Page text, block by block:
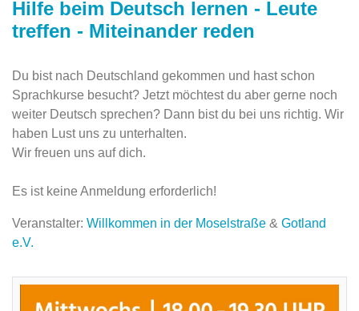
Hilfe beim Deutsch lernen - Leute
treffen - Miteinander reden
Du bist nach Deutschland gekommen und hast schon
Sprachkurse besucht? Jetzt möchtest du aber gerne noch
weiter Deutsch sprechen? Dann bist du bei uns richtig. Wir
haben Lust uns zu unterhalten.
Wir freuen uns auf dich.
Es ist keine Anmeldung erforderlich!
Veranstalter: Willkommen in der Moselstraße & Gotland
e.V.